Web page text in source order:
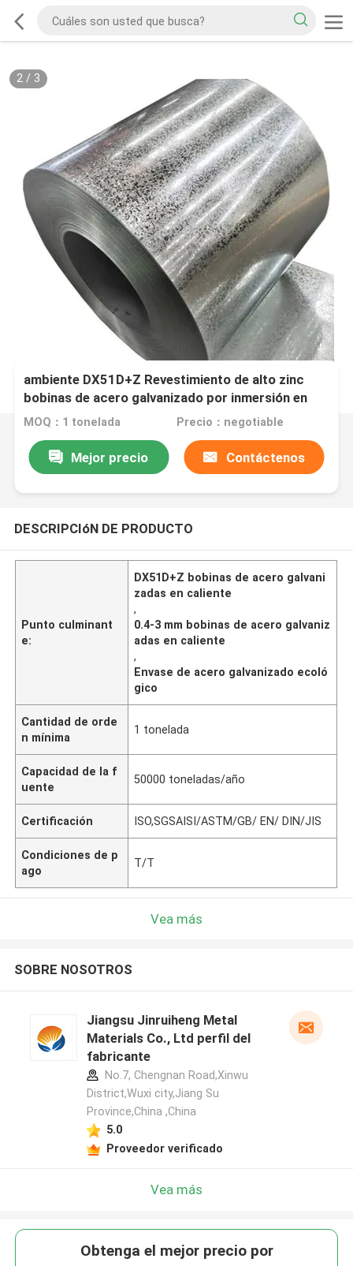
2/ 3
Fabricante chino respetuoso con el medio
ambiente DX51D+Z Revestimiento de alto zinc
bobinas de acero galvanizado por inmersión en
caliente 0,4-3 mm
MOQ：1 tonelada Precio：negotiable
Mejor precio Contáctenos
DESCRIPCIóN DE PRODUCTO
Punto culminant
e:
DX51D+Z bobinas de acero galvani
zadas en caliente
,
0.4-3 mm bobinas de acero galvaniz
adas en caliente
,
Envase de acero galvanizado ecoló
gico
Cantidad de orde
n mínima
1 tonelada
Capacidad de la f
uente
50000 toneladas/año
Certificación ISO,SGSAISI/ASTM/GB/ EN/ DIN/JIS
Condiciones de p
ago
T/T
Vea más
SOBRE NOSOTROS
Jiangsu Jinruiheng Metal
Materials Co., Ltd perfil del
fabricante
No.7, Chengnan Road,Xinwu
District,Wuxi city,Jiang Su
Province,China ,China
5.0
Proveedor verificado
Vea más
Obtenga el mejor precio por